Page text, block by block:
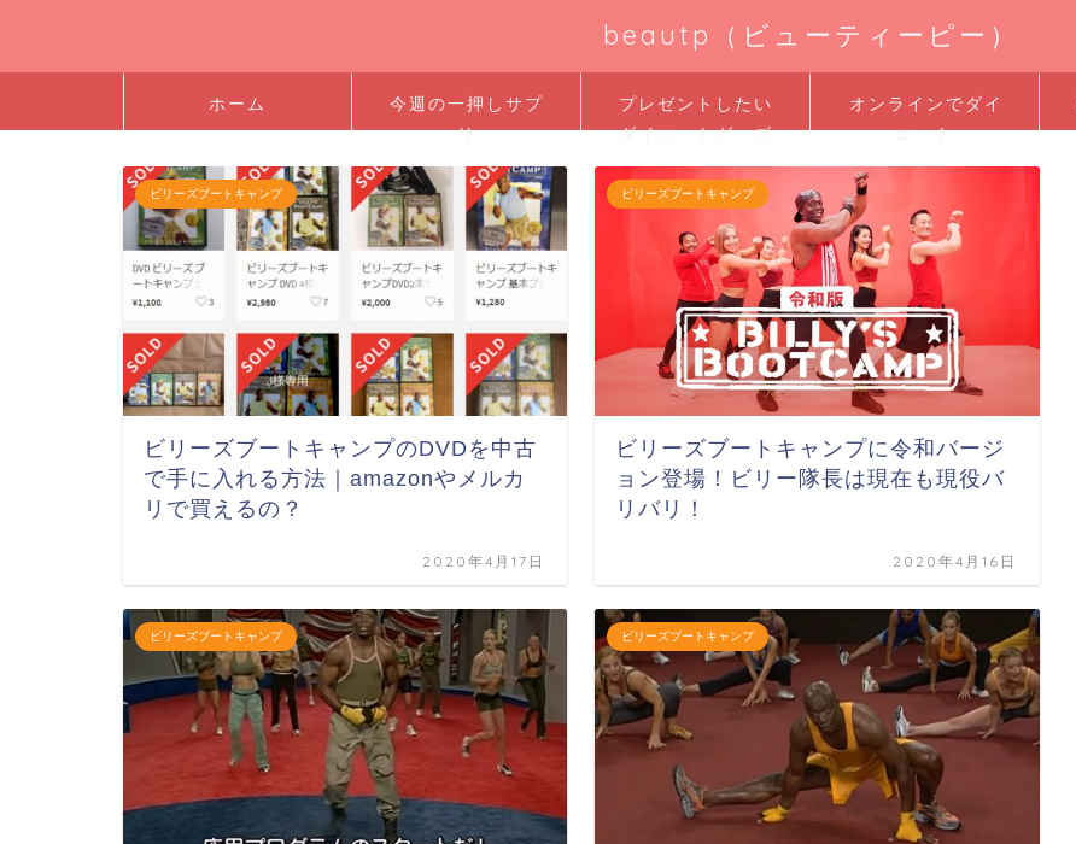
beautp（ビューティーピー）
ホーム
今週の一押しサプ
リ
プレゼントしたい
ダイエットグッズ
オンラインでダイ
エット
ビリーズブートキャンプ
ビリーズブートキャンプのDVDを中古
で手に入れる方法｜amazonやメルカ
リで買えるの？
2020年4月17日
ビリーズブートキャンプ
ビリーズブートキャンプに令和バージ
ョン登場！ビリー隊長は現在も現役バ
リバリ！
2020年4月16日
ビリーズブートキャンプ ビリーズブートキャンプ